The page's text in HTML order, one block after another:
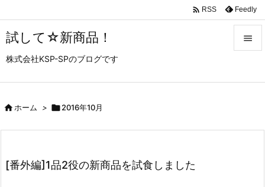
試して☆新商品！
株式会社KSP-SPのブログです

 RSS Feedly
ホーム > 2016年10月
[番外編]1品2役の新商品を試食しました